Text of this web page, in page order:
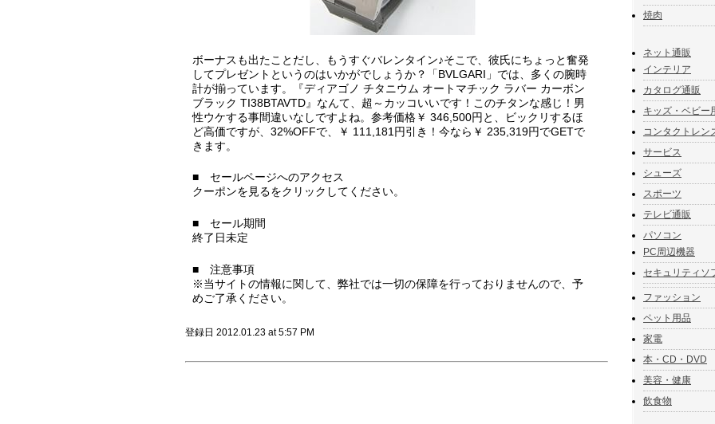
ボーナスも出たことだし、もうすぐバレンタイン♪そこで、彼氏にちょっと奮発
してプレゼントというのはいかがでしょうか？「BVLGARI」では、多くの腕時
計が揃っています。『ディアゴノ チタニウム オートマチック ラバー カーボン
ブラック TI38BTAVTD』なんて、超～カッコいいです！このチタンな感じ！男
性ウケする事間違いなしですよね。参考価格￥ 346,500円と、ビックリするほ
ど高価ですが、32%OFFで、￥ 111,181円引き！今なら￥ 235,319円でGETで
きます。
■ セールページへのアクセス
クーポンを見るをクリックしてください。
■ セール期間
終了日未定
■ 注意事項
※当サイトの情報に関して、弊社では一切の保障を行っておりませんので、予
めご了承ください。
登録日 2012.01.23 at 5:57 PM
焼肉
ネット通販
インテリア
カタログ通販
キッズ・ベビー
コンタクトレン
サービス
シューズ
スポーツ
テレビ通販
パソコン
PC周辺機器
セキュリティソ
ファッション
ペット用品
家電
本・CD・DVD
美容・健康
飲食物